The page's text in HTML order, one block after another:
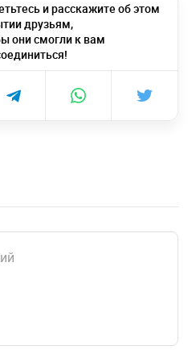
и расскажите об этом
друзьям,
они смогли к вам